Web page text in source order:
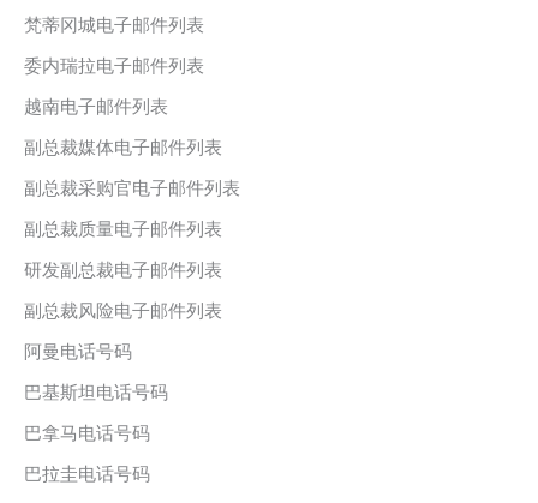
梵蒂冈城电子邮件列表
委内瑞拉电子邮件列表
越南电子邮件列表
副总裁媒体电子邮件列表
副总裁采购官电子邮件列表
副总裁质量电子邮件列表
研发副总裁电子邮件列表
副总裁风险电子邮件列表
阿曼电话号码
巴基斯坦电话号码
巴拿马电话号码
巴拉圭电话号码